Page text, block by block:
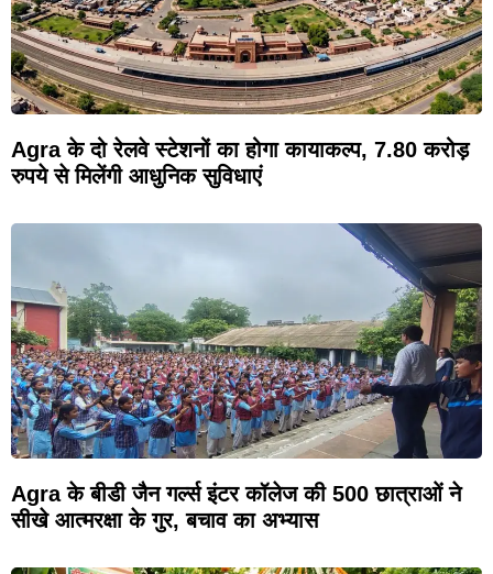
Agra के दो रेलवे स्टेशनों का होगा कायाकल्प, 7.80 करोड़
रुपये से मिलेंगी आधुनिक सुविधाएं
Agra के बीडी जैन गर्ल्स इंटर कॉलेज की 500 छात्राओं ने
सीखे आत्मरक्षा के गुर, बचाव का अभ्यास